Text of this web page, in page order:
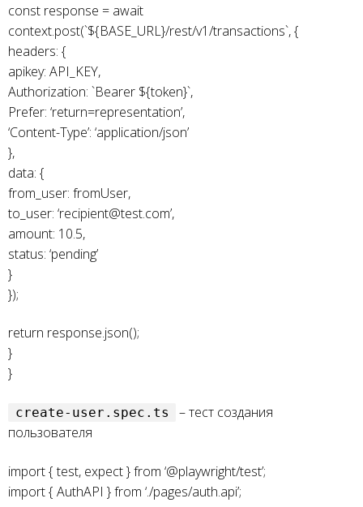
const response = await
context.post(`${BASE_URL}/rest/v1/transactions`, {
headers: {
apikey: API_KEY,
Authorization: `Bearer ${token}`,
Prefer: ‘return=representation’,
‘Content-Type’: ‘application/json’
},
data: {
from_user: fromUser,
to_user: ‘recipient@test.com’,
amount: 10.5,
status: ‘pending’
}
});
return response.json();
}
}
create-user.spec.ts
– тест создания
пользователя
import { test, expect } from ‘@playwright/test’;
import { AuthAPI } from ‘./pages/auth.api’;